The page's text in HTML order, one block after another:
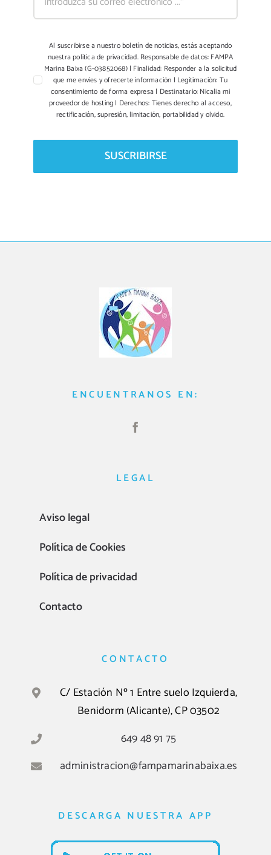
Al suscribirse a nuestro boletín de noticias, estás aceptando
nuestra política de privacidad. Responsable de datos: FAMPA
Marina Baixa (G-03852068) | Finalidad: Responder a la solicitud
que me envíes y ofrecerte información | Legitimación: Tu
consentimiento de forma expresa | Destinatario: Nicalia mi
proveedor de hosting | Derechos: Tienes derecho al acceso,
rectificación, supresión, limitación, portabilidad y olvido.
SUSCRIBIRSE
ENCUENTRANOS EN:
LEGAL
Aviso legal
Política de Cookies
Política de privacidad
Contacto
CONTACTO
C/ Estación Nº 1 Entre suelo Izquierda,
Benidorm (Alicante), CP 03502
649 48 91 75
administracion@fampamarinabaixa.es
DESCARGA NUESTRA APP